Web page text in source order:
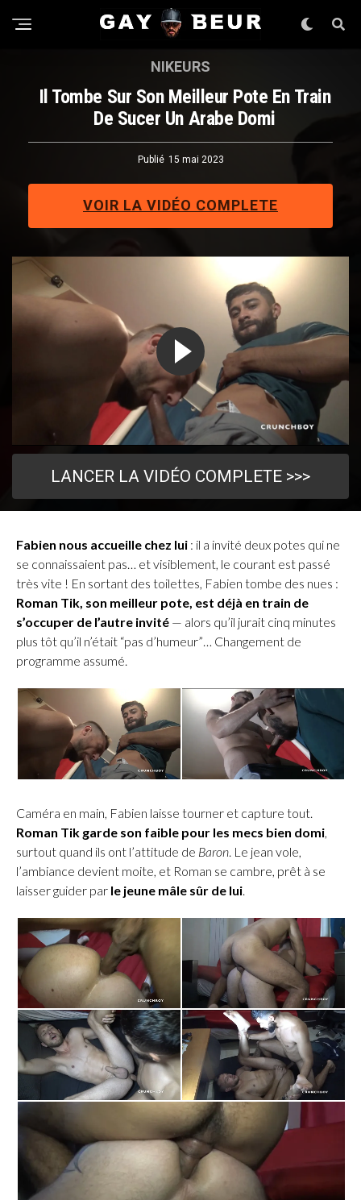
LANCER LA VIDÉO COMPLETE >>>
NIKEURS
Il Tombe Sur Son Meilleur Pote En Train
De Sucer Un Arabe Domi
Publié 15 mai 2023
VOIR LA VIDÉO COMPLETE
Fabien nous accueille chez lui : il a invité deux potes qui ne
se connaissaient pas… et visiblement, le courant est passé
très vite ! En sortant des toilettes, Fabien tombe des nues :
Roman Tik, son meilleur pote, est déjà en train de
s’occuper de l’autre invité — alors qu’il jurait cinq minutes
plus tôt qu’il n’était “pas d’humeur”… Changement de
programme assumé.
Caméra en main, Fabien laisse tourner et capture tout.
Roman Tik garde son faible pour les mecs bien domi,
surtout quand ils ont l’attitude de Baron. Le jean vole,
l’ambiance devient moite, et Roman se cambre, prêt à se
laisser guider par le jeune mâle sûr de lui.